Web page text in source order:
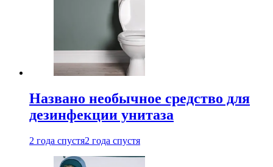
Названо необычное средство для
дезинфекции унитаза
2 года спустя2 года спустя